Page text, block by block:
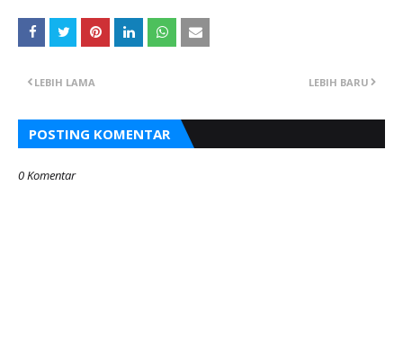
LEBIH BARU
LEBIH LAMA
POSTING KOMENTAR
0 Komentar